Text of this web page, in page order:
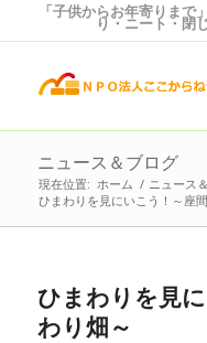
「子供からお年寄りま
り・ニート・閉
ニュース＆ブログ
現在位置: ホーム / ニュース
ひまわりを見にいこう！～座
ひまわりを見
わり畑～